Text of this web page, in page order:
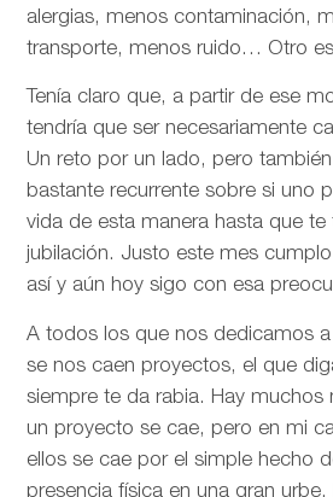
alergias, menos contaminación,
transporte, menos ruido… Otro
Tenía claro que, a partir de ese
tendría que ser necesariamente
Un reto por un lado, pero
bastante recurrente sobre si uno
vida de esta manera hasta que
jubilación. Justo este mes
así y aún hoy sigo con esa
A todos los que nos dedicamos
se nos caen proyectos, el que
siempre te da rabia. Hay
un proyecto se cae, pero en mi
ellos se cae por el simple hecho
presencia física en una gran urbe.